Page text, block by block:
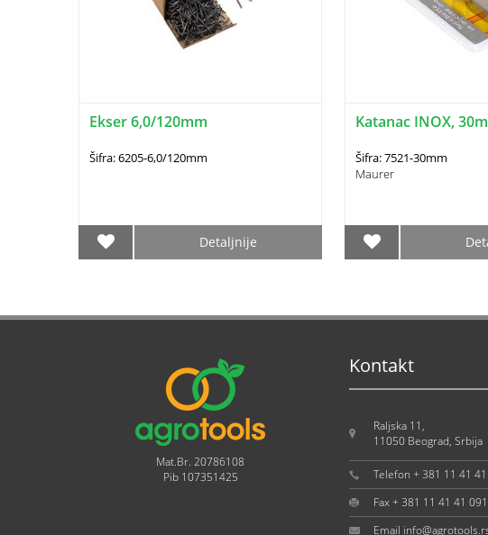
Ekser 6,0/120mm
Šifra: 6205-6,0/120mm
Detaljnije
Katanac INOX,
Šifra: 7521-30mm
Maurer
Mat.Br. 20786108
Pib 107351425
Kontakt
Raljska 11,
11050 Beograd, Srbija
Telefon + 381 11 41
Fax + 381 11 41 41 091
Email